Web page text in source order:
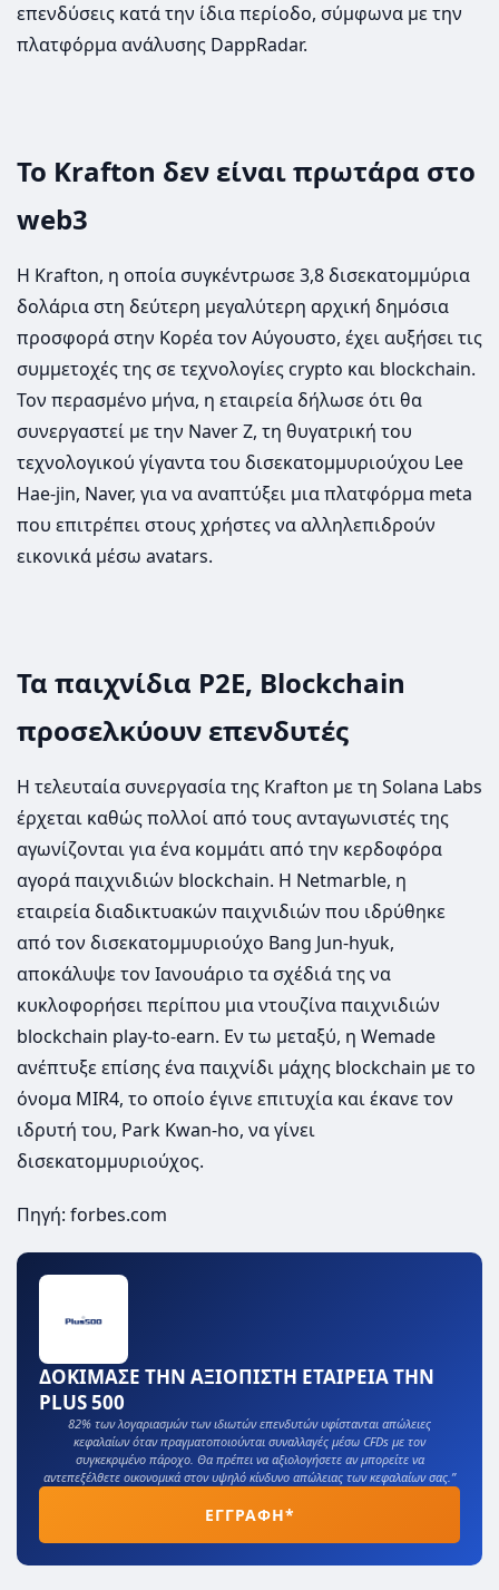
επενδύσεις κατά την ίδια περίοδο, σύμφωνα με την
πλατφόρμα ανάλυσης DappRadar.
Το Krafton δεν είναι πρωτάρα στο
web3
Η Krafton, η οποία συγκέντρωσε 3,8 δισεκατομμύρια
δολάρια στη δεύτερη μεγαλύτερη αρχική δημόσια
προσφορά στην Κορέα τον Αύγουστο, έχει αυξήσει τις
συμμετοχές της σε τεχνολογίες crypto και blockchain.
Τον περασμένο μήνα, η εταιρεία δήλωσε ότι θα
συνεργαστεί με την Naver Z, τη θυγατρική του
τεχνολογικού γίγαντα του δισεκατομμυριούχου Lee
Hae-jin, Naver, για να αναπτύξει μια πλατφόρμα meta
που επιτρέπει στους χρήστες να αλληλεπιδρούν
εικονικά μέσω avatars.
Τα παιχνίδια P2E, Blockchain
προσελκύουν επενδυτές
Η τελευταία συνεργασία της Krafton με τη Solana Labs
έρχεται καθώς πολλοί από τους ανταγωνιστές της
αγωνίζονται για ένα κομμάτι από την κερδοφόρα
αγορά παιχνιδιών blockchain. Η Netmarble, η
εταιρεία διαδικτυακών παιχνιδιών που ιδρύθηκε
από τον δισεκατομμυριούχο Bang Jun-hyuk,
αποκάλυψε τον Ιανουάριο τα σχέδιά της να
κυκλοφορήσει περίπου μια ντουζίνα παιχνιδιών
blockchain play-to-earn. Εν τω μεταξύ, η Wemade
ανέπτυξε επίσης ένα παιχνίδι μάχης blockchain με το
όνομα MIR4, το οποίο έγινε επιτυχία και έκανε τον
ιδρυτή του, Park Kwan-ho, να γίνει
δισεκατομμυριούχος.
Πηγή: forbes.com
ΔΟΚΙΜΑΣΕ ΤΗΝ ΑΞΙΟΠΙΣΤΗ ΕΤΑΙΡΕΙΑ ΤΗΝ
PLUS 500
82% των λογαριασμών των ιδιωτών επενδυτών υφίστανται απώλειες
κεφαλαίων όταν πραγματοποιούνται συναλλαγές μέσω CFDs με τον
συγκεκριμένο πάροχο. Θα πρέπει να αξιολογήσετε αν μπορείτε να
αντεπεξέλθετε οικονομικά στον υψηλό κίνδυνο απώλειας των κεφαλαίων σας.”
ΕΓΓΡΑΦΗ*